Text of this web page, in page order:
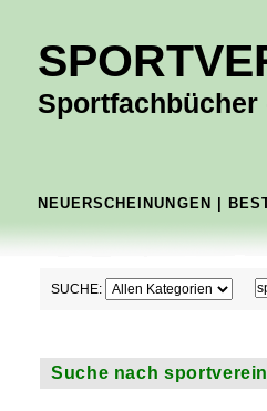
NEUERSCHEINUNGEN
SUCHE:
Suche nach